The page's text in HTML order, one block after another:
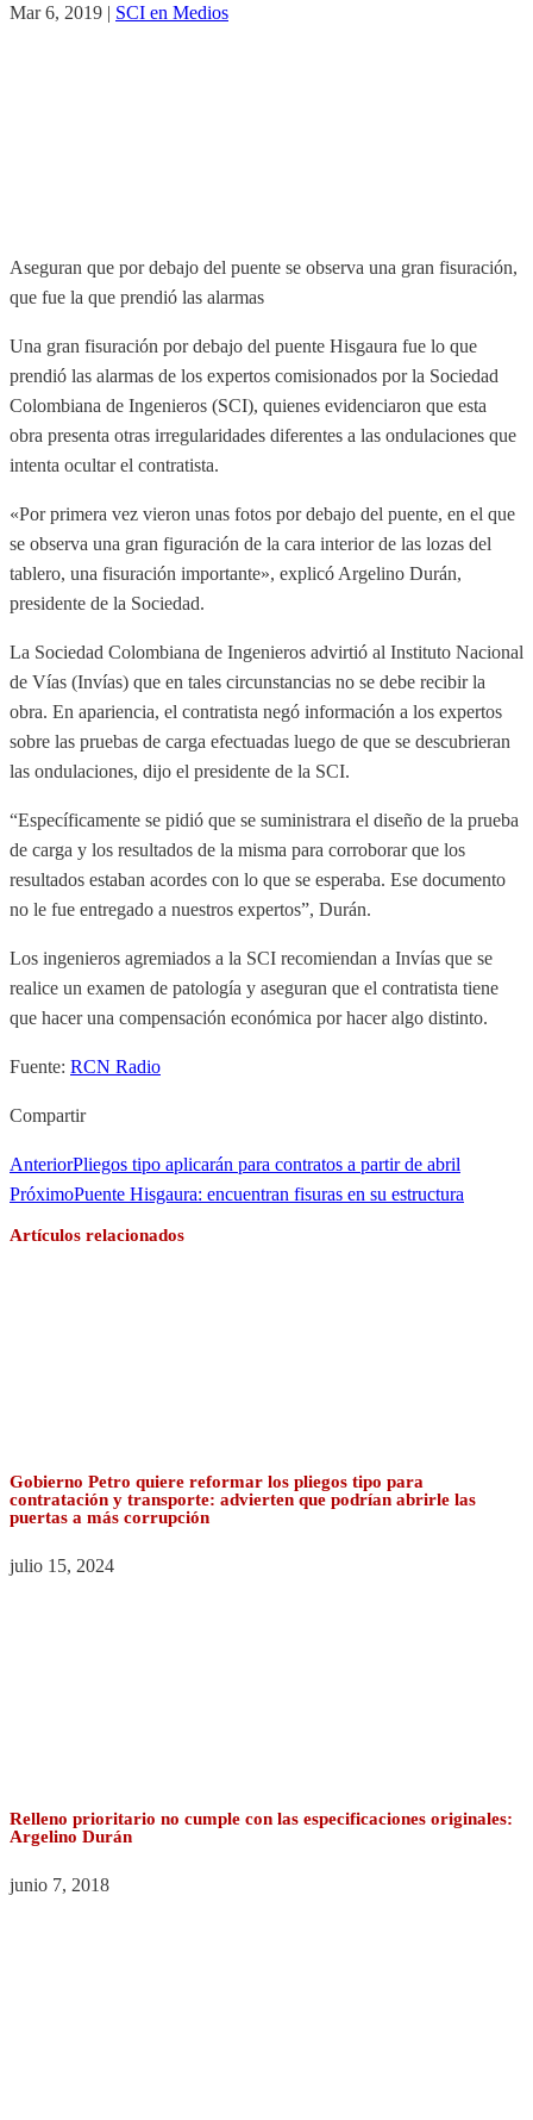
Mar 6, 2019 | SCI en Medios
Aseguran que por debajo del puente se observa una gran fisuración,
que fue la que prendió las alarmas
Una gran fisuración por debajo del puente Hisgaura fue lo que
prendió las alarmas de los expertos comisionados por la Sociedad
Colombiana de Ingenieros (SCI), quienes evidenciaron que esta
obra presenta otras irregularidades diferentes a las ondulaciones que
intenta ocultar el contratista.
«Por primera vez vieron unas fotos por debajo del puente, en el que
se observa una gran figuración de la cara interior de las lozas del
tablero, una fisuración importante», explicó Argelino Durán,
presidente de la Sociedad.
La Sociedad Colombiana de Ingenieros advirtió al Instituto Nacional
de Vías (Invías) que en tales circunstancias no se debe recibir la
obra. En apariencia, el contratista negó información a los expertos
sobre las pruebas de carga efectuadas luego de que se descubrieran
las ondulaciones, dijo el presidente de la SCI.
“Específicamente se pidió que se suministrara el diseño de la prueba
de carga y los resultados de la misma para corroborar que los
resultados estaban acordes con lo que se esperaba. Ese documento
no le fue entregado a nuestros expertos”, Durán.
Los ingenieros agremiados a la SCI recomiendan a Invías que se
realice un examen de patología y aseguran que el contratista tiene
que hacer una compensación económica por hacer algo distinto.
Fuente: RCN Radio
Compartir
AnteriorPliegos tipo aplicarán para contratos a partir de abril
PróximoPuente Hisgaura: encuentran fisuras en su estructura
Artículos relacionados
Gobierno Petro quiere reformar los pliegos tipo para
contratación y transporte: advierten que podrían abrirle las
puertas a más corrupción
julio 15, 2024
Relleno prioritario no cumple con las especificaciones originales:
Argelino Durán
junio 7, 2018